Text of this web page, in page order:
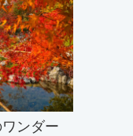
ンダー